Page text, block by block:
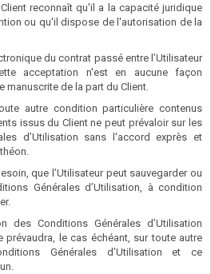
reconnaît qu'il a la capacité juridique
ou qu'il dispose de l'autorisation de la
du contrat passé entre l’Utilisateur
acceptation n'est en aucune façon
de la part du Client.
autre condition particulière contenus
issus du Client ne peut prévaloir sur les
d’Utilisation sans l'accord exprès et
que l’Utilisateur peut sauvegarder ou
Générales d’Utilisation, à condition
Conditions Générales d’Utilisation
le cas échéant, sur toute autre
Générales d’Utilisation et ce